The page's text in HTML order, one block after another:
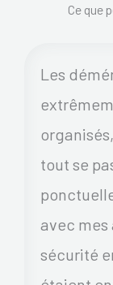
Ce que
Les
tout se
avec
sécurité